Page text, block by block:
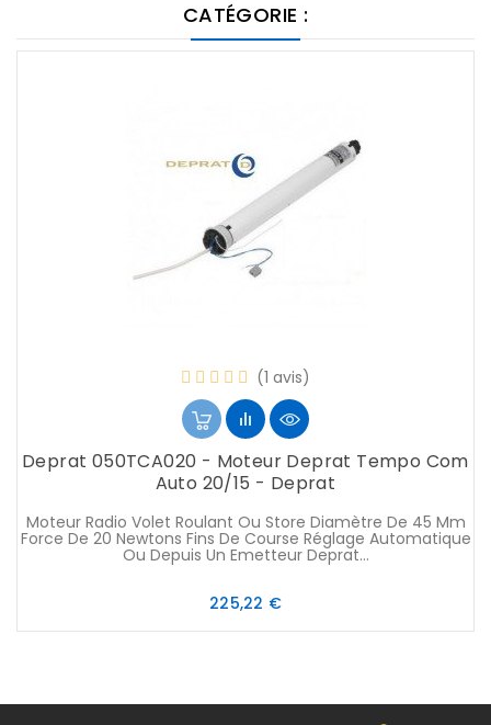
CATÉGORIE :
(1 avis)
Deprat 050TCA020 - Moteur Deprat Tempo Com
Auto 20/15 - Deprat
Moteur Radio Volet Roulant Ou Store Diamètre De 45 Mm
Force De 20 Newtons Fins De Course Réglage Automatique
Ou Depuis Un Emetteur Deprat...
225,22 €Prix